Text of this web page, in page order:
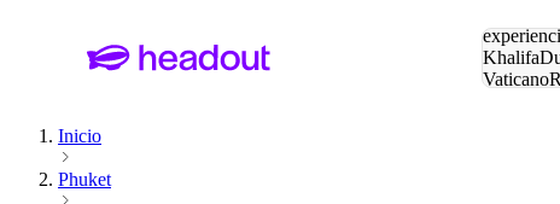
Khalifa
Vaticano
Inicio
Phuket